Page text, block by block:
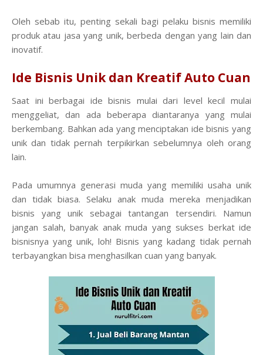
Oleh sebab itu, penting sekali bagi pelaku bisnis memiliki
produk atau jasa yang unik, berbeda dengan yang lain dan
inovatif.
Ide Bisnis Unik dan Kreatif Auto Cuan
Saat ini berbagai ide bisnis mulai dari level kecil mulai
menggeliat, dan ada beberapa diantaranya yang mulai
berkembang. Bahkan ada yang menciptakan ide bisnis yang
unik dan tidak pernah terpikirkan sebelumnya oleh orang
lain.
Pada umumnya generasi muda yang memiliki usaha unik
dan tidak biasa. Selaku anak muda mereka menjadikan
bisnis yang unik sebagai tantangan tersendiri. Namun
jangan salah, banyak anak muda yang sukses berkat ide
bisnisnya yang unik, loh! Bisnis yang kadang tidak pernah
terbayangkan bisa menghasilkan cuan yang banyak.